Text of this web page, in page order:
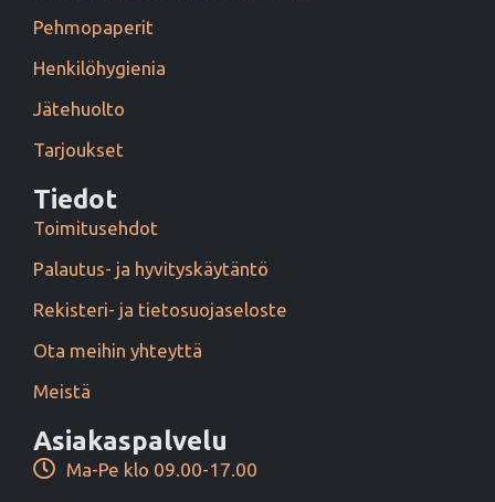
Pehmopaperit
Henkilöhygienia
Jätehuolto
Tarjoukset
Tiedot
Toimitusehdot
Palautus- ja hyvityskäytäntö
Rekisteri- ja tietosuojaseloste
Ota meihin yhteyttä
Meistä
Asiakaspalvelu
Ma-Pe klo 09.00-17.00